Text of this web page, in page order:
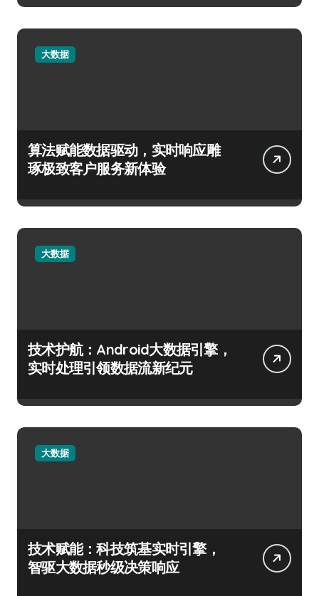
大数据
算法赋能数据驱动，实时响应雕
琢极致客户服务新体验
大数据
技术护航：Android大数据引擎，
实时处理引领数据流新纪元
大数据
技术赋能：科技筑基实时引擎，
智驱大数据秒级决策响应